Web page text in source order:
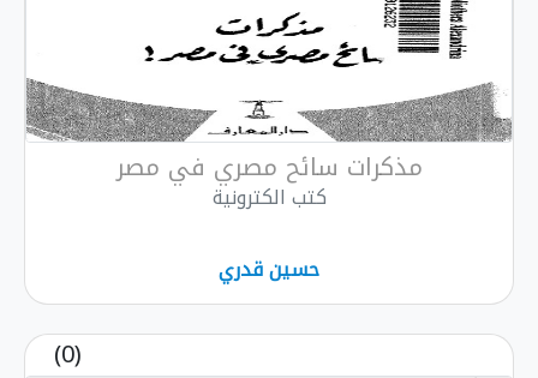
مذكرات سائح مصري في مصر
كتب الكترونية
حسين قدري
(0)